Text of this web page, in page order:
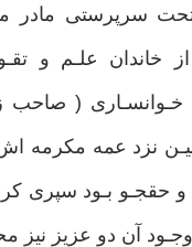
تحت سرپرستى مادر
خاندان علـم و
خـوانسـارى ( صاحب
نزد عمه مكرمه
آن دو عزيز نيز